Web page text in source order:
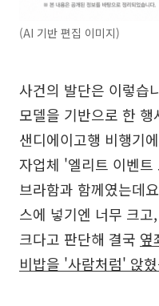
(AI 기반 편집 이미지)
사건의 발단은 이렇습
모델을 기반으로 한
샌디에이고행 비행기
자업체 '엘리트 이벤
브라함과 함께였는데
스에 넣기엔 너무 크
크다고 판단해 결국 옆
비밥을 '사람처럼' 앉